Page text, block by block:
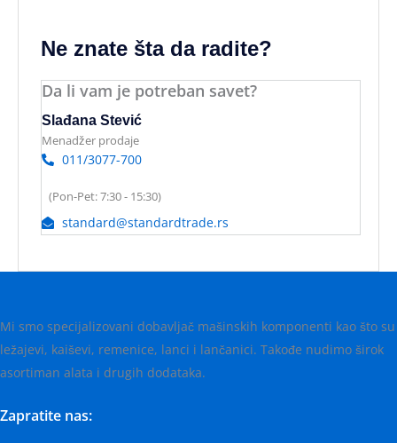
Ne znate šta da radite?
Da li vam je potreban savet?
Slađana Stević
Menadžer prodaje
011/3077-700
(Pon-Pet: 7:30 - 15:30)
standard@standardtrade.rs
Mi smo specijalizovani dobavljač mašinskih komponenti kao što su
ležajevi, kaiševi, remenice, lanci i lančanici. Takođe nudimo širok
asortiman alata i drugih dodataka.
Zapratite nas: